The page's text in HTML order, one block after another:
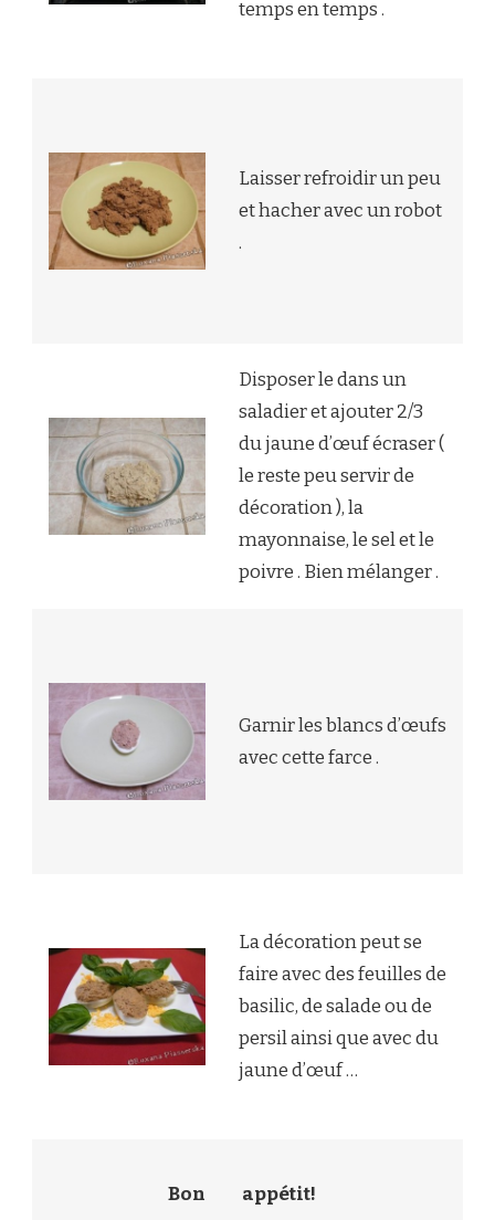
temps en temps .
Laisser refroidir un peu
et hacher avec un robot
.
Disposer le dans un
saladier et ajouter 2/3
du jaune d’œuf écraser (
le reste peu servir de
décoration ), la
mayonnaise, le sel et le
poivre . Bien mélanger .
Garnir les blancs d’œufs
avec cette farce .
La décoration peut se
faire avec des feuilles de
basilic, de salade ou de
persil ainsi que avec du
jaune d’œuf …
Bon appétit!